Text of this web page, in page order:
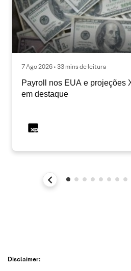
7 Ago 2026 • 33 mins de leitura
Payroll nos EUA e projeções
em destaque
Disclaimer: